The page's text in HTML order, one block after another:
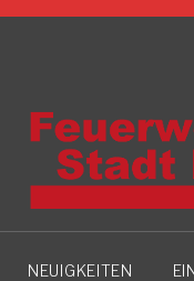
Skip
NEUIGKEITEN